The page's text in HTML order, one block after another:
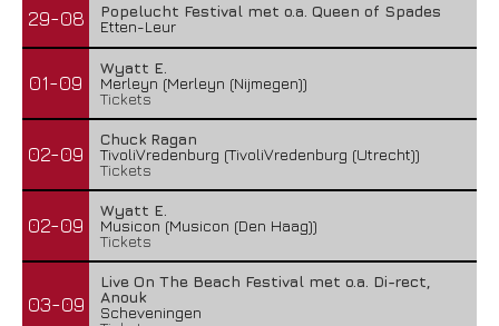
29-08
Popelucht Festival met o.a. Queen of Spades
Etten-Leur
01-09
Wyatt E.
Merleyn (Merleyn (Nijmegen))
Tickets
02-09
Chuck Ragan
TivoliVredenburg (TivoliVredenburg (Utrecht))
Tickets
02-09
Wyatt E.
Musicon (Musicon (Den Haag))
Tickets
03-09
Live On The Beach Festival met o.a. Di-rect,
Anouk
Scheveningen